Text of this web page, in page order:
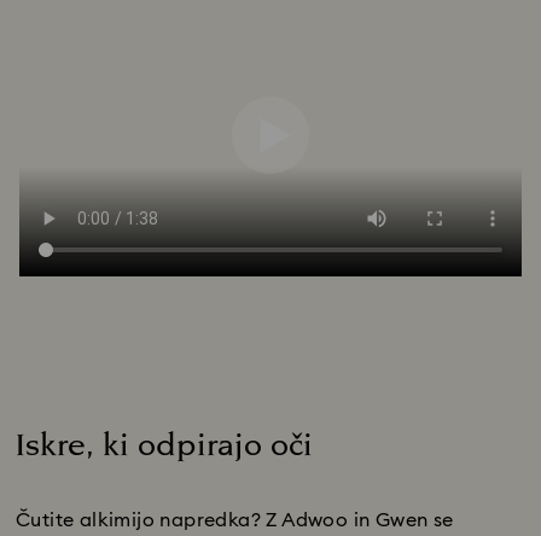
Iskre, ki odpirajo oči
Čutite alkimijo napredka? Z Adwoo in Gwen se